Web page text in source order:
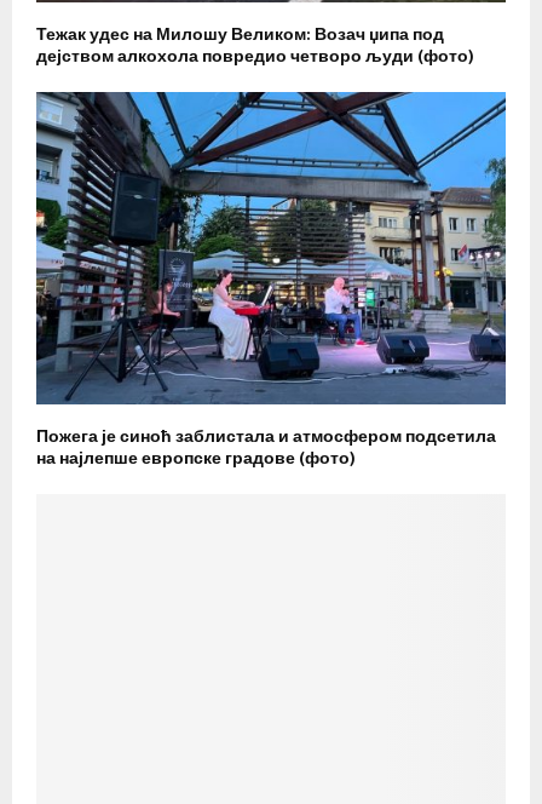
Тежак удес на Милошу Великом: Возач џипа под
дејством алкохола повредио четворо људи (фото)
Пожега је синоћ заблистала и атмосфером подсетила
на најлепше европске градове (фото)